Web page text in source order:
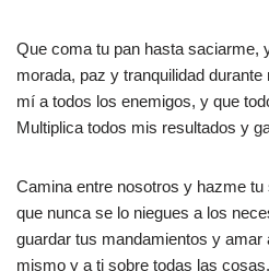
Que coma tu pan hasta saciarme,
morada, paz y tranquilidad
mí a todos los enemigos, y que
Multiplica todos mis resultados y
Camina entre nosotros y hazme
que nunca se lo niegues a los
guardar tus mandamientos y
mismo y a ti sobre todas las cosas.